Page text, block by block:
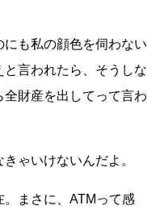
も私の顔色を伺わない
言われたら、そうしな
財産を出してって言わ
ゃいけないんだよ。
まさに、ATMって感